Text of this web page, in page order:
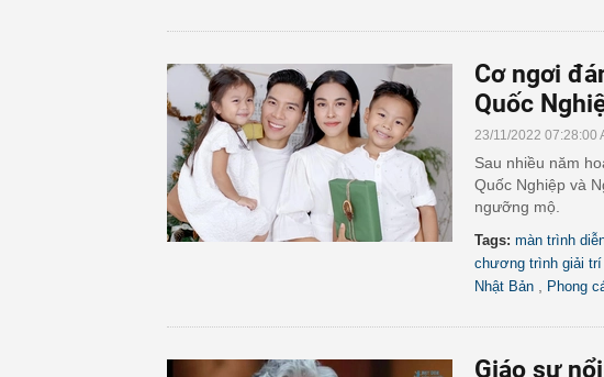
Cơ ngơi
Quốc
23/11/2022 07:28:00
Sau nhiều năm
Quốc Nghiệp và
ngưỡng mộ.
Tags: màn trình
chương trình giải trí
Nhật Bản
Phong
Giáo sư